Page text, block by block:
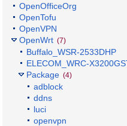
OpenOfficeOrg
OpenTofu
OpenVPN
OpenWrt (7)
Buffalo_WSR-2533DHP
ELECOM_WRC-
Package (4)
adblock
ddns
luci
openvpn